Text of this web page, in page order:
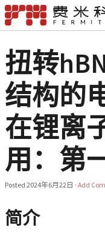
扭转
结构的
在锂离
用：第
Posted 2024年6月22日 · Add
简介